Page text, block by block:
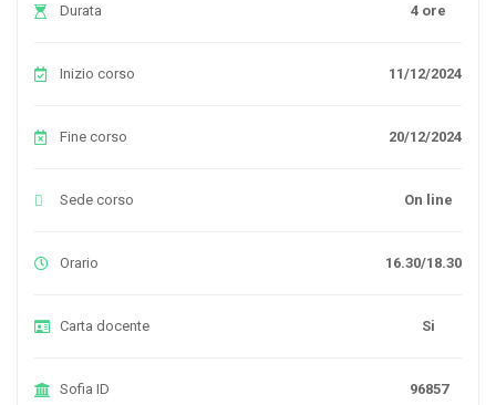
Durata 4 ore
Inizio corso 11/12/2024
Fine corso 20/12/2024
Sede corso On line
Orario 16.30/18.30
Carta docente Si
Sofia ID 96857